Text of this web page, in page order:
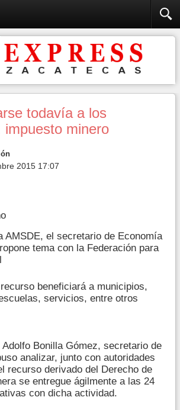
todavía a los
impuesto minero
2015 17:07
AMSDE, el secretario de Economía
tema con la Federación para
beneficiará a municipios,
servicios, entre otros
Adolfo Bonilla Gómez, secretario de
analizar, junto con autoridades
recurso derivado del Derecho de
se entregue ágilmente a las 24
con dicha actividad.